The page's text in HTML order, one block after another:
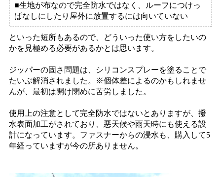
■生地が布なので完全防水ではなく、ルーフにつけっ
ぱなしにしたり屋外に放置するには向いていない
といった短所もあるので、どういった使い方をしたいの
かを見極める必要があるかとは思います。
ジッパーの固さ問題は、シリコンスプレーを塗ることで
たいぶ解消されました。※個体差によるのかもしれませ
んが、最初は開け閉めに苦労しました。
使用上の注意として完全防水ではないとありますが、撥
水表面加工がされており、悪天候や雨天時にも使える設
計になっています。ファスナーからの浸水も、購入して5
年経っていますが今の所ありません。